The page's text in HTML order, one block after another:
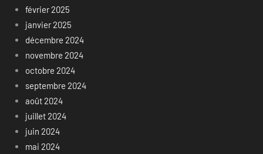
février 2025
janvier 2025
décembre 2024
novembre 2024
octobre 2024
septembre 2024
août 2024
juillet 2024
juin 2024
mai 2024